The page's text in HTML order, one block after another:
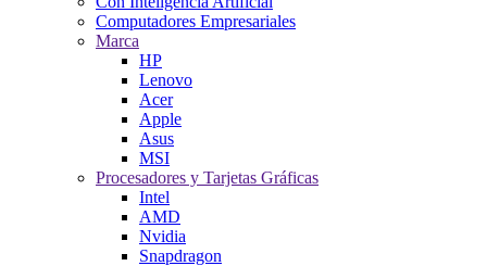
Computadores Empresariales
Marca
HP
Lenovo
Acer
Apple
Asus
MSI
Procesadores y Tarjetas Gráficas
Intel
AMD
Nvidia
Snapdragon